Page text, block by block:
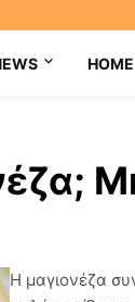
HOME
Η μαγιονέζα